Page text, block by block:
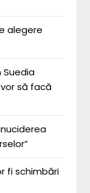
alegere
Suedia
să facă
fi schimbări